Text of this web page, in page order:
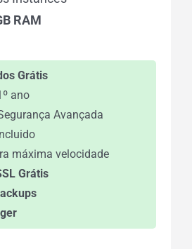
RAM
Grátis
ano
Avançada
máxima velocidade
Grátis